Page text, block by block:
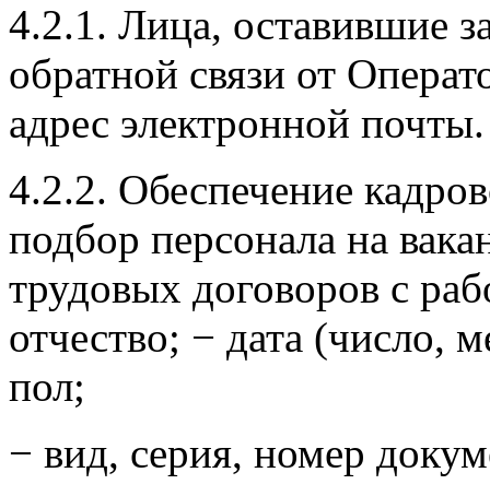
4.2.1. Лица, оставившие
обратной связи от
адрес электронной почты.
4.2.2. Обеспечение
подбор персонала на
трудовых договоров с
отчество; − дата (число,
пол;
− вид, серия, номер